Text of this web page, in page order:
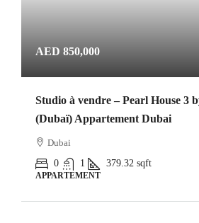
AED 850,000
Studio à vendre – Pearl House 3
(Dubaï) Appartement Dubai
Dubai
0
1 379.32 sqft
APPARTEMENT